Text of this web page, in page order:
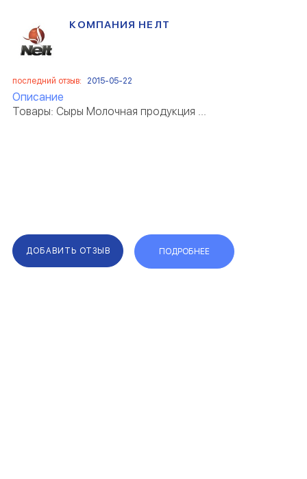
КОМПАНИЯ НЕЛТ
последний отзыв: 2015-05-22
Описание
Товары: Сыры Молочная продукция ...
ДОБАВИТЬ ОТЗЫВ ПОДРОБНЕЕ